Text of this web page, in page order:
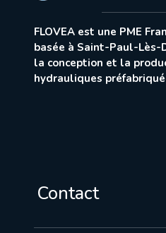
FLOVEA est une PME
basée à Saint-Paul-Lès-
la conception et la
hydrauliques
Contact